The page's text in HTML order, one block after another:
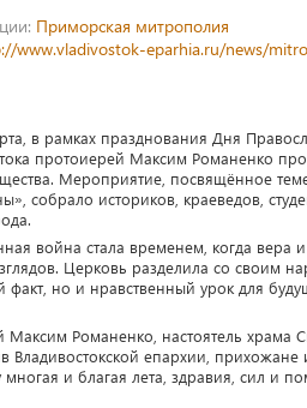
Приморская митрополия
www.vladivostok-eparhia.ru/news/
в рамках празднования Дня
протоиерей Максим Романенко
Мероприятие, посвящённое
собрало историков, краеведов,
война стала временем, когда
Церковь разделила со своим
факт, но и нравственный урок для
Максим Романенко, настоятель храма
Владивостокской епархии, прихожане
и благая лета, здравия, сил и